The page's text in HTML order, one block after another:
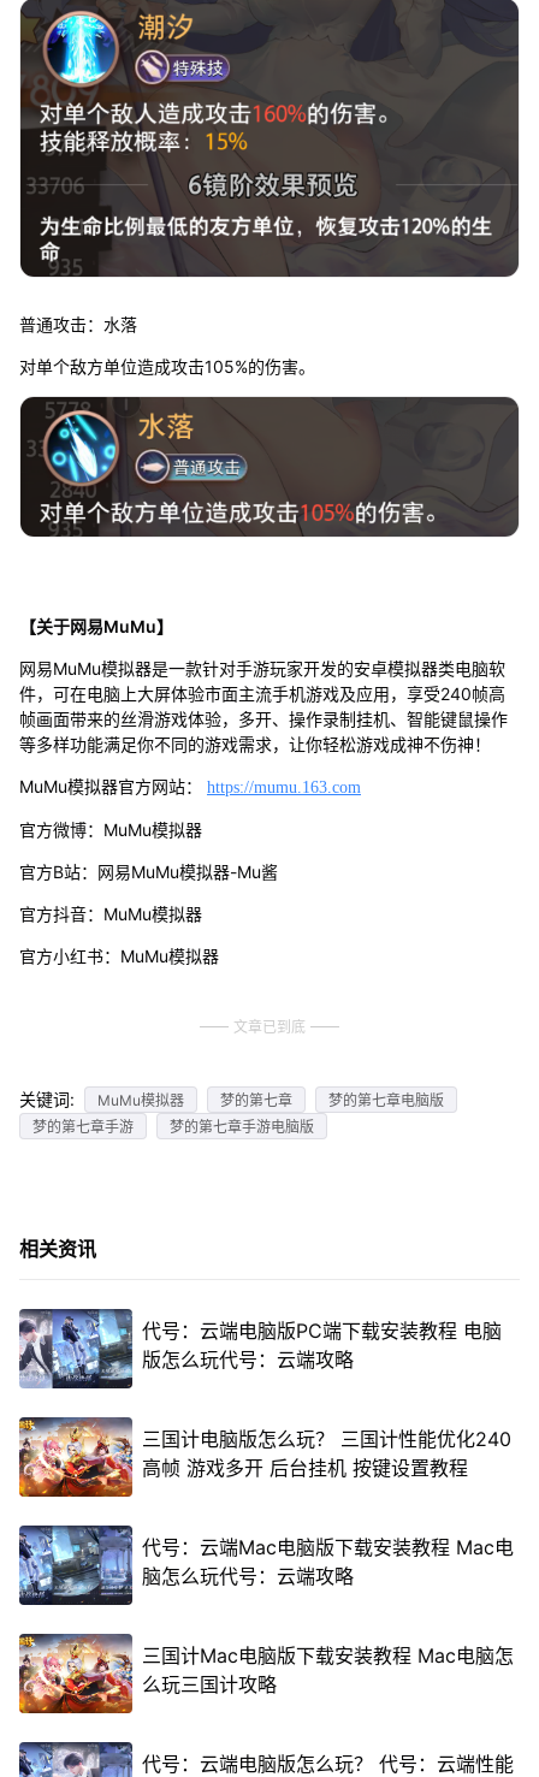
普通攻击：水落
对单个敌方单位造成攻击105%的伤害。
【关于网易MuMu】
网易MuMu模拟器是一款针对手游玩家开发的安卓模拟器类电脑软
件，可在电脑上大屏体验市面主流手机游戏及应用，享受240帧高
帧画面带来的丝滑游戏体验，多开、操作录制挂机、智能键鼠操作
等多样功能满足你不同的游戏需求，让你轻松游戏成神不伤神！
MuMu模拟器官方网站： https://mumu.163.com
官方微博：MuMu模拟器
官方B站：网易MuMu模拟器-Mu酱
官方抖音：MuMu模拟器
官方小红书：MuMu模拟器
文章已到底
关键词: MuMu模拟器 梦的第七章
梦的第七章电脑版
梦的第七章手游
梦的第七章手游电脑版
相关资讯
代号：云端电脑版PC端下载安装教程 电脑
版怎么玩代号：云端攻略
三国计电脑版怎么玩？ 三国计性能优化240
高帧 游戏多开 后台挂机 按键设置教程
代号：云端Mac电脑版下载安装教程 Mac电
脑怎么玩代号：云端攻略
三国计Mac电脑版下载安装教程 Mac电脑怎
么玩三国计攻略
代号：云端电脑版怎么玩？ 代号：云端性能